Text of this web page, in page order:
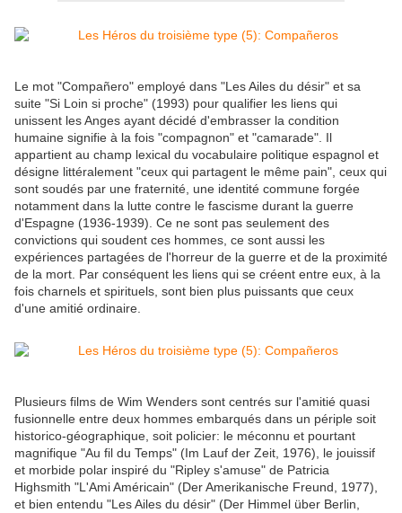
Le mot "Compañero" employé dans "Les Ailes du désir" et sa
suite "Si Loin si proche" (1993) pour qualifier les liens qui
unissent les Anges ayant décidé d'embrasser la condition
humaine signifie à la fois "compagnon" et "camarade". Il
appartient au champ lexical du vocabulaire politique espagnol et
désigne littéralement "ceux qui partagent le même pain", ceux qui
sont soudés par une fraternité, une identité commune forgée
notamment dans la lutte contre le fascisme durant la guerre
d'Espagne (1936-1939). Ce ne sont pas seulement des
convictions qui soudent ces hommes, ce sont aussi les
expériences partagées de l'horreur de la guerre et de la proximité
de la mort. Par conséquent les liens qui se créent entre eux, à la
fois charnels et spirituels, sont bien plus puissants que ceux
d'une amitié ordinaire.
Plusieurs films de Wim Wenders sont centrés sur l'amitié quasi
fusionnelle entre deux hommes embarqués dans un périple soit
historico-géographique, soit policier: le méconnu et pourtant
magnifique "Au fil du Temps" (Im Lauf der Zeit, 1976), le jouissif
et morbide polar inspiré du "Ripley s'amuse" de Patricia
Highsmith "L'Ami Américain" (Der Amerikanische Freund, 1977),
et bien entendu "Les Ailes du désir" (Der Himmel über Berlin,